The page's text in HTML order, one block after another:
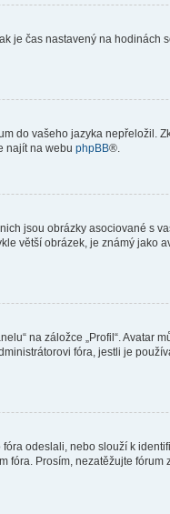
čas nastavený na
do vašeho jazyka nepřeložil.
najít na webu phpBB®.
jsou obrázky asociované s
větší obrázek, je známý jako
na záložce „Profil“. Avatar
fóra, jestli je
odeslali, nebo slouží k
Prosím, nezatěžujte